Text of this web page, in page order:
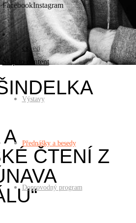
FacebookInstagram
cs
en
Skip to content
Výstavy
Přednášky a besedy
Doprovodný program
ČTENÍ Z